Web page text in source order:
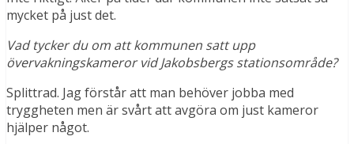
mycket på just det.
Vad tycker du om att kommunen satt upp
övervakningskameror vid Jakobsbergs stationsområde?
Splittrad. Jag förstår att man behöver jobba med
tryggheten men är svårt att avgöra om just kameror
hjälper något.